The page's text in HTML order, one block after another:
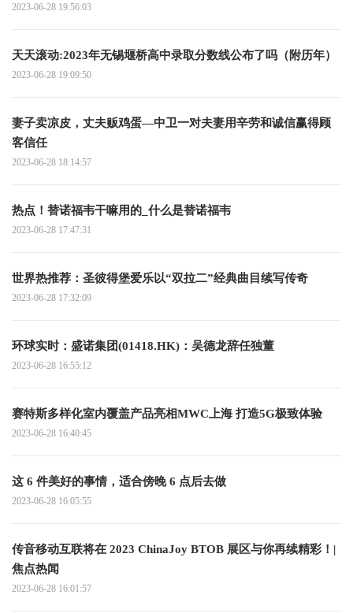
2023-06-28 19:56:03
天天滚动:2023年无锡堰桥高中录取分数线公布了吗（附历年）
2023-06-28 19:09:50
妻子卖凉皮，丈夫贩鸡蛋—中卫一对夫妻用辛劳和诚信赢得顾
客信任
2023-06-28 18:14:57
热点！替诺福韦干嘛用的_什么是替诺福韦
2023-06-28 17:47:31
世界热推荐：圣彼得堡爱乐以“双拉二”经典曲目续写传奇
2023-06-28 17:32:09
环球实时：盛诺集团(01418.HK)：吴德龙辞任独董
2023-06-28 16:55:12
赛特斯多样化室内覆盖产品亮相MWC上海 打造5G极致体验
2023-06-28 16:40:45
这 6 件美好的事情，适合傍晚 6 点后去做
2023-06-28 16:05:55
传音移动互联将在 2023 ChinaJoy BTOB 展区与你再续精彩！|
焦点热闻
2023-06-28 16:01:57